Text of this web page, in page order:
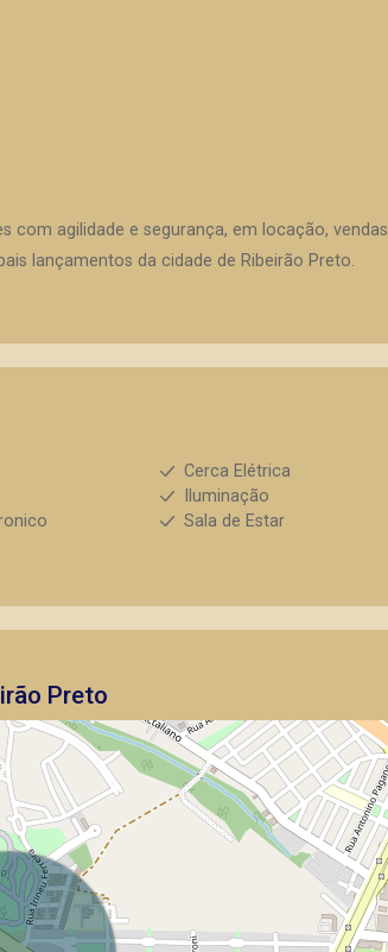
com agilidade e segurança, em locação, vendas
lançamentos da cidade de Ribeirão Preto.
Cerca Elétrica
Iluminação
Sala de Estar
Preto